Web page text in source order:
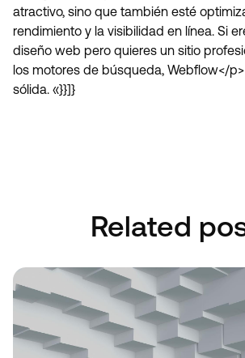
atractivo, sino que también esté
rendimiento y la visibilidad en línea. Si
diseño web pero quieres un sitio
los motores de búsqueda, Webflow</
sólida. «}}]}
Related